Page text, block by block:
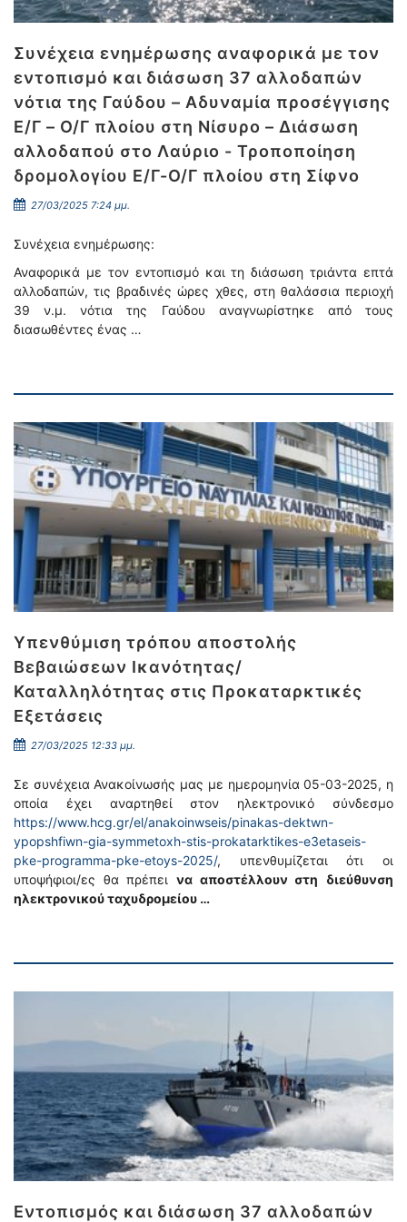
Συνέχεια ενημέρωσης αναφορικά με τον
εντοπισμό και διάσωση 37 αλλοδαπών
νότια της Γαύδου – Αδυναμία προσέγγισης
Ε/Γ – Ο/Γ πλοίου στη Νίσυρο – Διάσωση
αλλοδαπού στο Λαύριο - Τροποποίηση
δρομολογίου Ε/Γ-Ο/Γ πλοίου στη Σίφνο
27/03/2025 7:24 μμ.
Συνέχεια ενημέρωσης:
Αναφορικά με τον εντοπισμό και τη διάσωση τριάντα επτά
αλλοδαπών, τις βραδινές ώρες χθες, στη θαλάσσια περιοχή
39 ν.μ. νότια της Γαύδου αναγνωρίστηκε από τους
διασωθέντες ένας …
Υπενθύμιση τρόπου αποστολής
Βεβαιώσεων Ικανότητας/
Καταλληλότητας στις Προκαταρκτικές
Εξετάσεις
27/03/2025 12:33 μμ.
Σε συνέχεια Ανακοίνωσής μας με ημερομηνία 05-03-2025, η
οποία έχει αναρτηθεί στον ηλεκτρονικό σύνδεσμο
https://www.hcg.gr/el/anakoinwseis/pinakas-dektwn-
ypopshfiwn-gia-symmetoxh-stis-prokatarktikes-e3etaseis-
pke-programma-pke-etoys-2025/, υπενθυμίζεται ότι οι
υποψήφιοι/ες θα πρέπει να αποστέλλουν στη
διεύθυνση
ηλεκτρονικού ταχυδρομείου …
Εντοπισμός και διάσωση 37 αλλοδαπών